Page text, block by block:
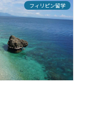
フィリピン留学